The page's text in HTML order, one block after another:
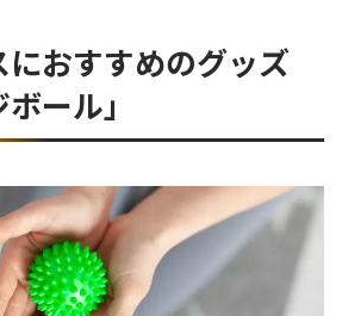
おすすめのグッズ
ール」